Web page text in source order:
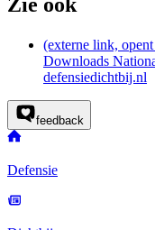
(externe link,
Downloads
defensiedichtbij.nl
feedback
Defensie